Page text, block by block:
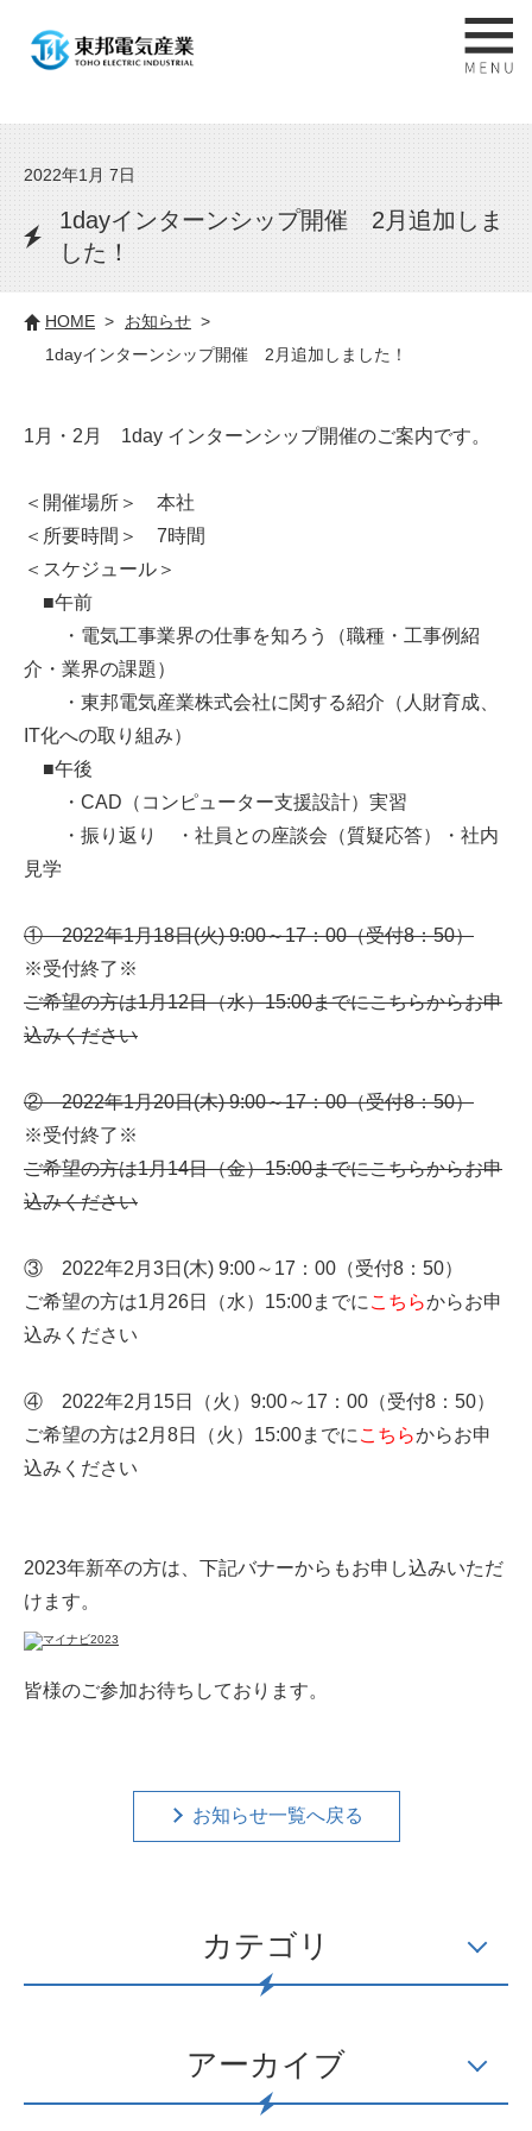
2022年1月 7日
1dayインターンシップ開催 2月追加しま
した！
HOME
お知らせ
1dayインターンシップ開催 2月追加しました！
1月・2月 1day インターンシップ開催のご案内です。
＜開催場所＞ 本社
＜所要時間＞ 7時間
＜スケジュール＞
■午前
・電気工事業界の仕事を知ろう（職種・工事例紹
介・業界の課題）
・東邦電気産業株式会社に関する紹介（人財育成、
IT化への取り組み）
■午後
・CAD（コンピューター支援設計）実習
・振り返り ・社員との座談会（質疑応答）・社内
見学
① 2022年1月18日(火) 9:00～17：00（受付8：50）
※受付終了※
ご希望の方は1月12日（水）15:00までにこちらからお申
込みください
② 2022年1月20日(木) 9:00～17：00（受付8：50）
※受付終了※
ご希望の方は1月14日（金）15:00までにこちらからお申
込みください
③ 2022年2月3日(木) 9:00～17：00（受付8：50）
ご希望の方は1月26日（水）15:00までに こちらからお申
込みください
④ 2022年2月15日（火）9:00～17：00（受付8：50）
ご希望の方は2月8日（火）15:00までに こちらからお申
込みください
2023年新卒の方は、下記バナーからもお申し込みいただ
けます。
皆様のご参加お待ちしております。
お知らせ一覧へ戻る
カテゴリ
アーカイブ